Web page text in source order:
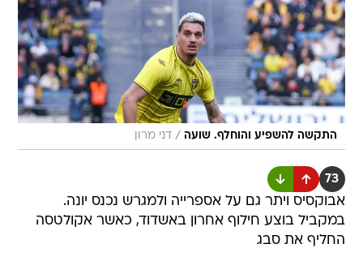
התקשה להשפיע והוחלף. שועה / דני מרון
73
אבוקסיס ויתר גם על אספרייה ולמגרש נכנס יונה.
במקביל בוצע חילוף אחרון באשדוד, כאשר אקולטסה
החליף את סבג